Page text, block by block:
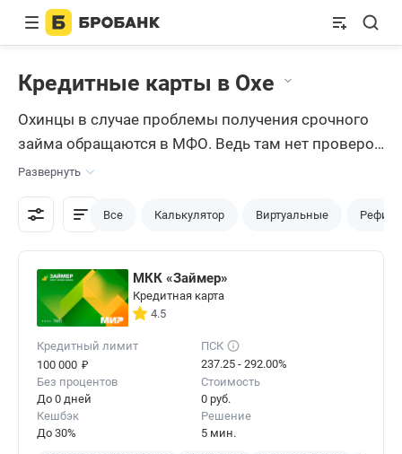
Кредитные карты в Охе
Охинцы в случае проблемы получения срочного
займа обращаются в МФО. Ведь там нет проверок
кредитной истории и не требуют справки о
доходах. Однако сейчас банки позволяют
оформить
кредитную картубез проверок.
Развернуть
Все Калькулятор Виртуальные
МКК «Займер»
Кредитная карта
4.5
Кредитный лимит
100 000 ₽
ПСК
237.25 - 292.00%
Без процентов
До 0 дней
Стоимость
0 руб.
Кешбэк
До 30%
Решение
5 мин.